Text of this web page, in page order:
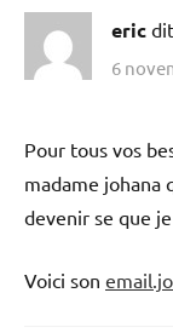
eric
6
Pour tous vos
madame johana
devenir se que
Voici son